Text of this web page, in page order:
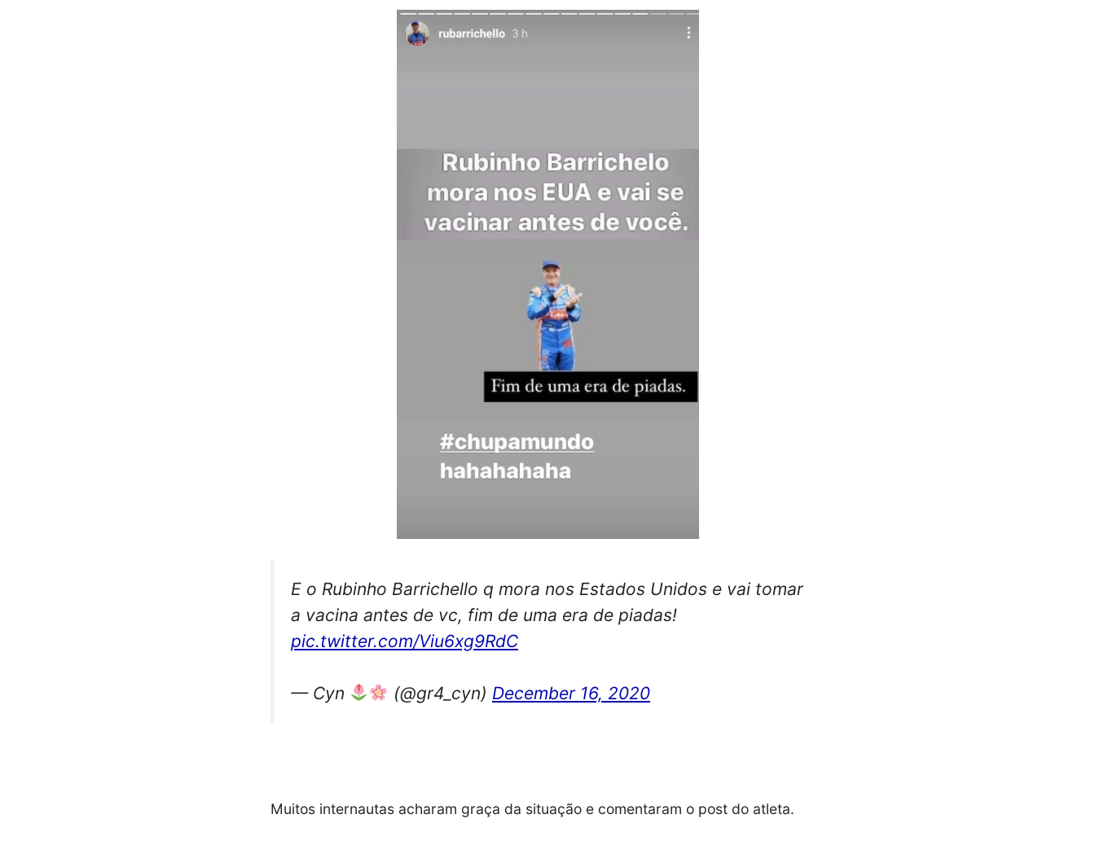
E o Rubinho Barrichello q mora nos Estados Unidos e vai tomar
a vacina antes de vc, fim de uma era de piadas!
pic.twitter.com/Viu6xg9RdC
— Cyn (@gr4_cyn) December 16, 2020
Muitos internautas acharam graça da situação e comentaram o post do atleta.